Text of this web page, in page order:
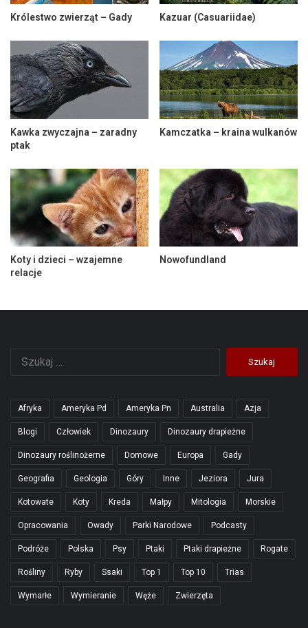
Królestwo zwierząt – Gady Kazuar (Casuariidae)
Kawka zwyczajna – zaradny
ptak
Kamczatka – kraina wulkanów
Koty i dzieci – wzajemne
relacje
Nowofundland
Afryka Ameryka Pd Ameryka Pn Australia Azja
Blogi Człowiek Dinozaury Dinozaury drapieżne
Dinozaury roślinożerne Domowe Europa Gady
Geografia Geologia Góry Inne Jeziora Jura
Kotowate Koty Kreda Małpy Mitologia Morskie
Opracowania Owady Parki Narodowe Podcasty
Podróże Polska Psy Ptaki Ptaki drapieżne Rogate
Rośliny Ryby Ssaki Top 1 Top 10 Trias
Wymarłe Wymieranie Węże Zwierzęta